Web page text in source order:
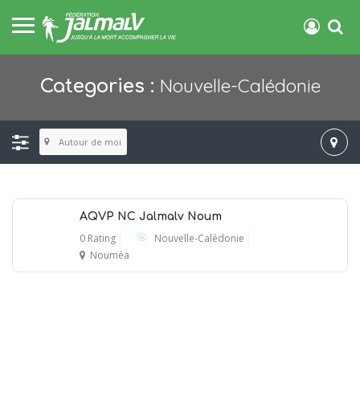
Categories : Nouvelle-Calédonie
Autour de moi
AQVP NC Jalmalv Noum
0 Rating
Nouvelle-Calédonie
Nouméa